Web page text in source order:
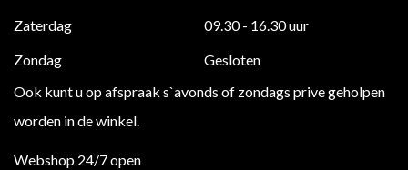
Zaterdag
09.30 - 16.30 uur
Zondag
Gesloten
Ook kunt u op afspraak s`avonds of zondags prive geholpen
worden in de winkel.
Webshop 24/7 open